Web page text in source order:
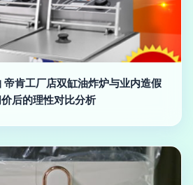
肯工厂店双缸油炸炉与业内造假
后的理性对比分析